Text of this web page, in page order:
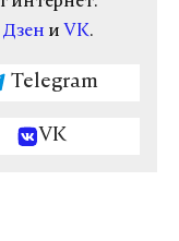
Дзен и VK.
Telegram
VK